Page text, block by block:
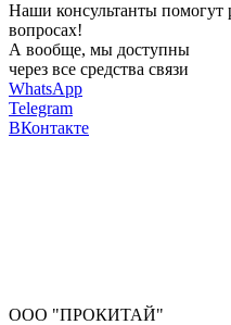
Наши консультанты помогут
вопросах!
А вообще, мы доступны
через все средства связи
WhatsApp
Telegram
ВКонтакте
ООО "ПРОКИТАЙ"